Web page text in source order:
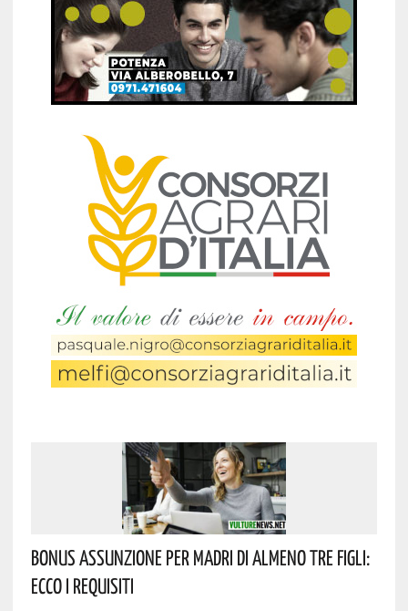
Bonus Assunzione Per Madri Di Almeno Tre Figli:
Ecco I Requisiti